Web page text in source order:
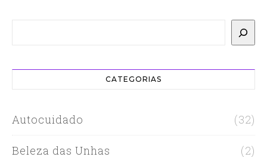
CATEGORIAS
Autocuidado (32)
Beleza das Unhas (2)